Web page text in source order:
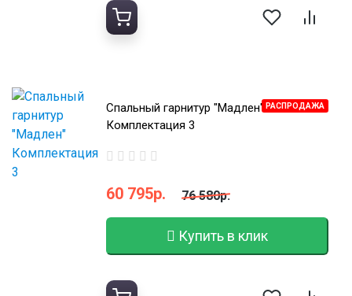
РАСПРОДАЖА
Спальный гарнитур "Мадлен"
Комплектация 3
60 795р. 76 580р.
Купить в клик